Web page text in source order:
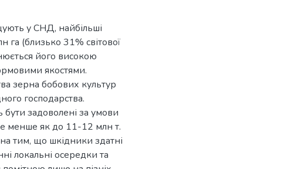
у СНД, найбільші
га (близько 31% світової
його високою
якостями.
зерна бобових культур
господарства.
задоволені за умови
менше як до 11-12 млн т.
тим, що шкідники здатні
локальні осередки та